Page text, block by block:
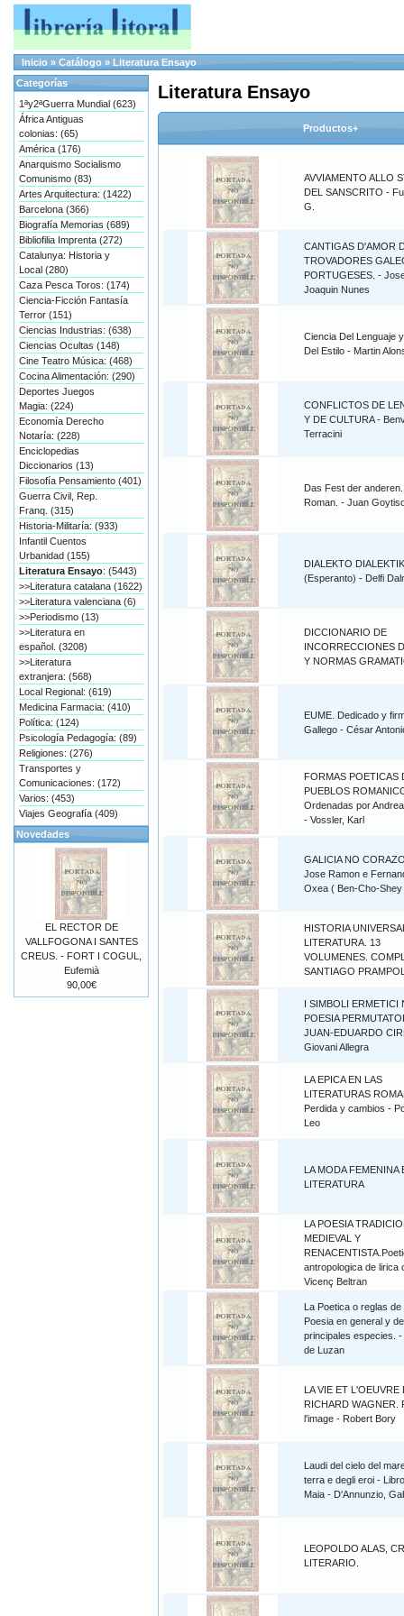
Inicio » Catálogo » Literatura Ensayo
Literatura Ensayo
Productos+
AVVIAMENTO ALLO
DEL SANSCRITO -
G.
CANTIGAS D'AMOR
TROVADORES
PORTUGESES. -
Joaquin Nunes
Ciencia Del Lenguaje
Del Estilo - Martin
CONFLICTOS DE
Y DE CULTURA -
Terracini
Das Fest der anderen.
Roman. - Juan
DIALEKTO
(Esperanto) - Delfi
DICCIONARIO DE
INCORRECCIONES
Y NORMAS
EUME. Dedicado y
Gallego - César
FORMAS POETICAS
PUEBLOS
Ordenadas por
- Vossler, Karl
GALICIA NO
Jose Ramon e
Oxea ( Ben-Cho-Shey
HISTORIA
LITERATURA. 13
VOLUMENES.
SANTIAGO
I SIMBOLI ERMETICI
POESIA
JUAN-EDUARDO
Giovani Allegra
LA EPICA EN LAS
LITERATURAS
Perdida y cambios -
Leo
LA MODA FEMENINA
LITERATURA
LA POESIA
MEDIEVAL Y
antropologica de lirica
Vicenç Beltran
La Poetica o reglas de
Poesia en general y
principales especies. -
de Luzan
LA VIE ET L'OEUVRE
RICHARD WAGNER.
l'image - Robert Bory
Laudi del cielo del
terra e degli eroi -
Maia - D'Annunzio,
LEOPOLDO ALAS,
LITERARIO.
Categorías
1ªy2ªGuerra Mundial (623)
África Antiguas
colonias: (65)
América (176)
Anarquismo Socialismo
Comunismo (83)
Artes Arquitectura: (1422)
Barcelona (366)
Biografía Memorias (689)
Bibliofilia Imprenta (272)
Catalunya: Historia y
Local (280)
Caza Pesca Toros: (174)
Ciencia-Ficción Fantasía
Terror (151)
Ciencias Industrias: (638)
Ciencias Ocultas (148)
Cine Teatro Música: (468)
Cocina Alimentación: (290)
Deportes Juegos
Magia: (224)
Economía Derecho
Notaría: (228)
Enciclopedias
Diccionarios (13)
Filosofía Pensamiento (401)
Guerra Civil, Rep.
Franq. (315)
Historia-Militaría: (933)
Infantil Cuentos
Urbanidad (155)
Literatura Ensayo: (5443)
>>Literatura catalana (1622)
>>Literatura valenciana (6)
>>Periodismo (13)
>>Literatura en
español. (3208)
>>Literatura
extranjera: (568)
Local Regional: (619)
Medicina Farmacia: (410)
Política: (124)
Psicología Pedagogía: (89)
Religiones: (276)
Transportes y
Comunicaciones: (172)
Varios: (453)
Viajes Geografía (409)
Novedades
EL RECTOR DE
VALLFOGONA I SANTES
CREUS. - FORT I COGUL,
Eufemià
90,00€